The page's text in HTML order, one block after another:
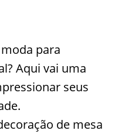
para
Aqui vai uma
seus
de mesa